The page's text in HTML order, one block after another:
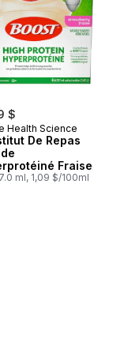
$
Health Science
De Repas
Fraise
ml, 1,09 $/100ml
Nutritionnel